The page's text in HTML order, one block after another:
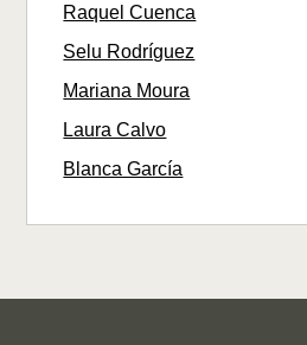
Raquel Cuenca
Selu Rodríguez
Mariana Moura
Laura Calvo
Blanca García